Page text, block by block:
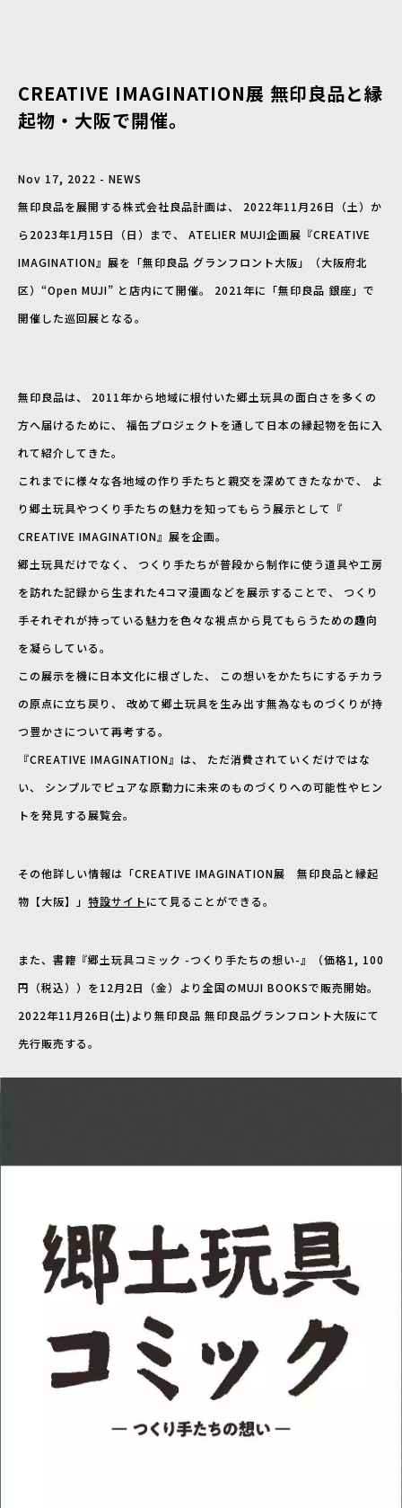
CREATIVE IMAGINATION展 無印良品と縁
起物・大阪で開催。
Nov 17, 2022 - NEWS
無印良品を展開する株式会社良品計画は、 2022年11月26日（土）か
ら2023年1月15日（日）まで、 ATELIER MUJI企画展『CREATIVE
IMAGINATION』展を「無印良品 グランフロント大阪」（大阪府北
区）“Open MUJI” と店内にて開催。 2021年に「無印良品 銀座」で
開催した巡回展となる。
無印良品は、 2011年から地域に根付いた郷土玩具の面白さを多くの
方へ届けるために、 福缶プロジェクトを通して日本の縁起物を缶に入
れて紹介してきた。
これまでに様々な各地域の作り手たちと親交を深めてきたなかで、 よ
り郷土玩具やつくり手たちの魅力を知ってもらう展示として『
CREATIVE IMAGINATION』展を企画。
郷土玩具だけでなく、 つくり手たちが普段から制作に使う道具や工房
を訪れた記録から生まれた4コマ漫画などを展示することで、 つくり
手それぞれが持っている魅力を色々な視点から見てもらうための趣向
を凝らしている。
この展示を機に日本文化に根ざした、 この想いをかたちにするチカラ
の原点に立ち戻り、 改めて郷土玩具を生み出す無為なものづくりが持
つ豊かさについて再考する。
『CREATIVE IMAGINATION』は、 ただ消費されていくだけではな
い、 シンプルでピュアな原動力に未来のものづくりへの可能性やヒン
トを発見する展覧会。
その他詳しい情報は「CREATIVE IMAGINATION展 無印良品と縁起
物【大阪】」 特設サイトにて見ることができる。
また、書籍『郷土玩具コミック -つくり手たちの想い-』（価格1, 100
円（税込））を12月2日（金）より全国のMUJI BOOKSで販売開始。
2022年11月26日(土)より無印良品 無印良品グランフロント大阪にて
先行販売する。